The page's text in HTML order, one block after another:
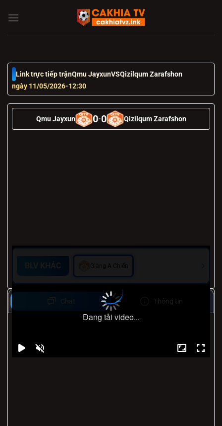
đến
Link trực tiếp trậnQmu JayxunVSQizilqum Zarafshon
ngày 11/05/2026-12:30
Qmu Jayxun 0-0 Qizilqum Zarafshon
Đang tải video...
BLV KHÁC Giàng A Chiến
Chat Thông tin